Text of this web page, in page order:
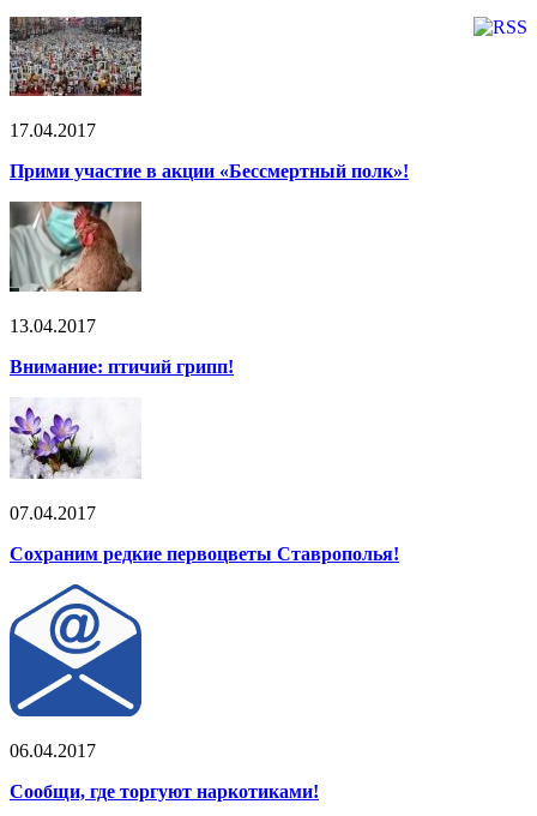
17.04.2017
Прими участие в акции «Бессмертный полк»!
13.04.2017
Внимание: птичий грипп!
07.04.2017
Сохраним редкие первоцветы Ставрополья!
06.04.2017
Сообщи, где торгуют наркотиками!